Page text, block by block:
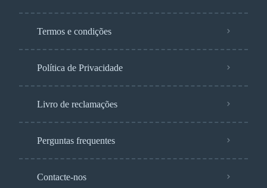
Termos e condições
Política de Privacidade
Livro de reclamações
Perguntas frequentes
Contacte-nos